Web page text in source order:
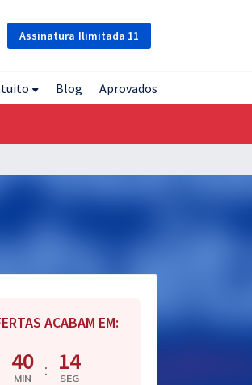
Assinatura Ilimitada 11
Blog Aprovados
ACABAM EM:
40
MIN : 13
SEG